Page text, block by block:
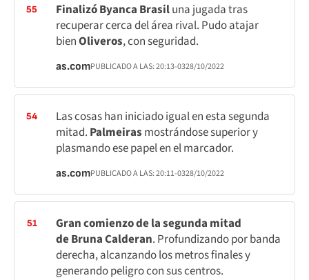
55 Finalizó Byanca Brasiluna jugada tras
recuperar cerca del área rival. Pudo atajar
bienOliveros, con seguridad.
as.comPUBLICADO A LAS:20:13-0328/10/2022
54
Las cosas han iniciado igual en esta segunda
mitad. Palmeiras mostrándose superior y
plasmando ese papel en el marcador.
as.comPUBLICADO A LAS:20:11-0328/10/2022
51
Gran comienzo de la segunda mitad
de Bruna Calderan. Profundizando por banda
derecha, alcanzando los metros finales y
generando peligro con sus centros.